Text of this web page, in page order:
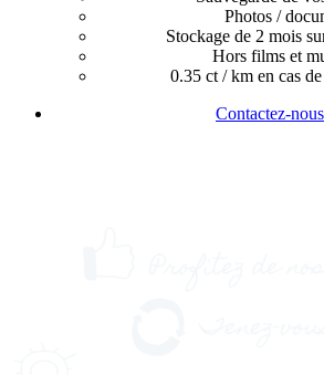
Photos /
Stockage de 2 mois
Hors films et
0.35 ct / km en cas
Contactez-nous